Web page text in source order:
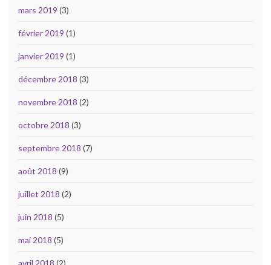
mars 2019 (3)
février 2019 (1)
janvier 2019 (1)
décembre 2018 (3)
novembre 2018 (2)
octobre 2018 (3)
septembre 2018 (7)
août 2018 (9)
juillet 2018 (2)
juin 2018 (5)
mai 2018 (5)
avril 2018 (2)